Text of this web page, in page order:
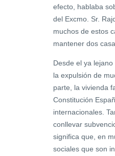
efecto, hablaba
del Excmo. Sr.
muchos de estos
mantener dos
Desde el ya
la expulsión de
parte, la vivienda
Constitución
internacionales.
conllevar
significa que, en
sociales que son